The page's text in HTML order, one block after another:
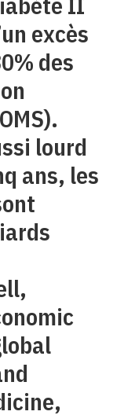
excès
des
lourd
ans, les